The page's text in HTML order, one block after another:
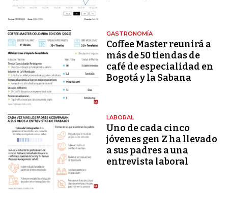
GASTRONOMÍA
Coffee Master reunirá a
más de 50 tiendas de
café de especialidad en
Bogotá y la Sabana
LABORAL
Uno de cada cinco
jóvenes gen Z ha llevado
a sus padres a una
entrevista laboral